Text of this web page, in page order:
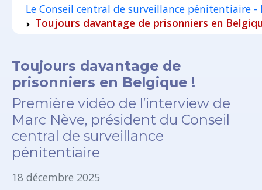
Le Conseil central de surveillance pénitentiaire
Toujours davantage de prisonniers en
Toujours davantage de
prisonniers en Belgique !
Première vidéo de l’interview de
Marc Nève, président du Conseil
central de surveillance
pénitentiaire
18 décembre 2025